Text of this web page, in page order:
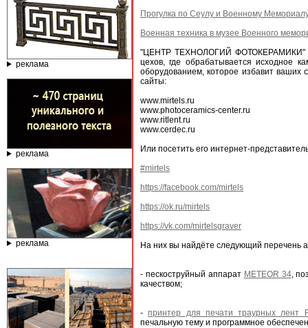
реклама
реклама
реклама
Прогулка по Сеулу и Военному
Военная техника в музее Военного
"ЦЕНТР ТЕХНОЛОГИЙ ФОТОКЕРАМИКИ"
цехов, где обрабатывается
оборудованием, которое избавит ваших
сайты:
www.mirtels.ru
www.photoceramics-center.ru
www.ritlent.ru
www.cerdec.ru
Или посетить его интернет-
#mirtels
https://facebook.com/mirtels
https://ok.ru/mirtels
https://vk.com/mirtelsgraver
На них вы найдёте следующий перечень
- пескоструйный аппарат METEOR 34,
качеством;
-принтер для печати траурных лент
печальную тему и программное